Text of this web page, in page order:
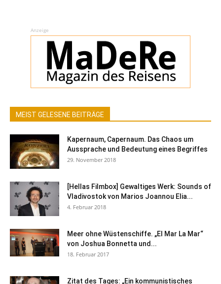
Anzeige
MEIST GELESENE BEITRÄGE
Kapernaum, Capernaum. Das Chaos um
Aussprache und Bedeutung eines Begriffes
29. November 2018
[Hellas Filmbox] Gewaltiges Werk: Sounds of
Vladivostok von Marios Joannou Elia...
4. Februar 2018
Meer ohne Wüstenschiffe. „El Mar La Mar“
von Joshua Bonnetta und...
18. Februar 2017
Zitat des Tages: „Ein kommunistisches